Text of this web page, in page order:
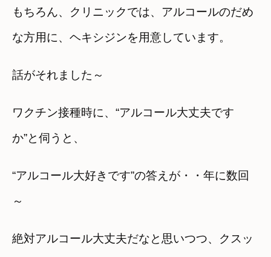
もちろん、クリニックでは、アルコールのだめ
な方用に、ヘキシジンを用意しています。
話がそれました～
ワクチン接種時に、“アルコール大丈夫です
か”と伺うと、
“アルコール大好きです”の答えが・・年に数回
～
絶対アルコール大丈夫だなと思いつつ、クスッ